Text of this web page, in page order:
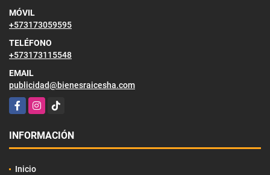
MÓVIL
+573173059595
TELÉFONO
+573173115548
EMAIL
publicidad@bienesraicesha.com
FacebookInstagram
TikTok
INFORMACIÓN
Inicio